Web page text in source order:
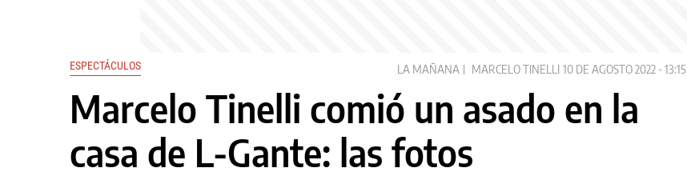
ESPECTÁCULOS LA MAÑANA MARCELO TINELLI 10 DE AGOSTO 2022 - 13:15
Marcelo Tinelli comió un asado en la
casa de L-Gante: las fotos